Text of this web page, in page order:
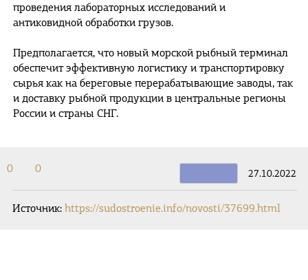
проведения лабораторных исследований и
антиковидной обработки грузов.
Предполагается, что новый морской рыбный терминал
обеспечит эффективную логистику и транспортировку
сырья как на береговые перерабатывающие заводы, так
и доставку рыбной продукции в центральные регионы
России и страны СНГ.
27.10.2022
0 0
Источник: https://sudostroenie.info/novosti/37699.html